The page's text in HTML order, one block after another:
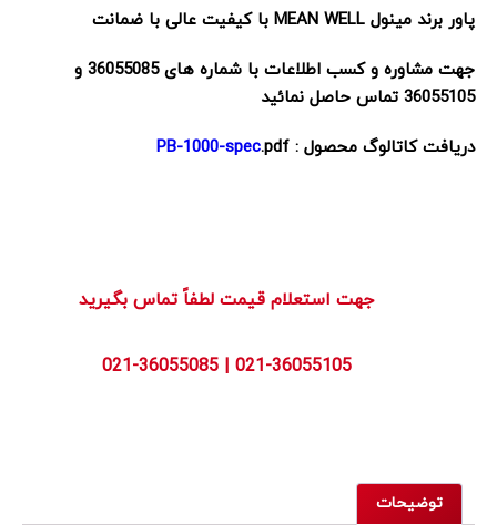
پاور برند مینول MEAN WELL با کیفیت عالی با ضمانت
جهت مشاوره و کسب اطلاعات با شماره های 36055085 و
36055105 تماس حاصل نمائید
دریافت کاتالوگ محصول : PB-1000-spec.pdf
        021-36055105 | 021-36055085
توضیحات